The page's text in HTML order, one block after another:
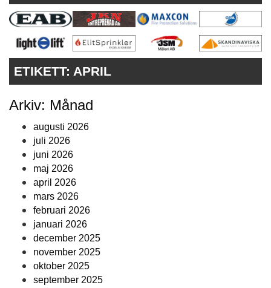
PRENUMERERA
VÅRA ANDRA MAGASIN
ANNONSERA
ETIKETT: APRIL
Arkiv: Månad
augusti 2026
juli 2026
juni 2026
maj 2026
april 2026
mars 2026
februari 2026
januari 2026
december 2025
november 2025
oktober 2025
september 2025